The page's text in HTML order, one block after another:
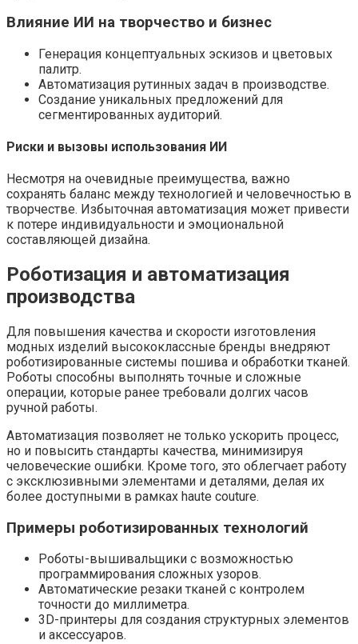
Влияние ИИ на творчество и бизнес
Генерация концептуальных эскизов и цветовых
палитр.
Автоматизация рутинных задач в производстве.
Создание уникальных предложений для
сегментированных аудиторий.
Риски и вызовы использования ИИ
Несмотря на очевидные преимущества, важно
сохранять баланс между технологией и человечностью в
творчестве. Избыточная автоматизация может привести
к потере индивидуальности и эмоциональной
составляющей дизайна.
Роботизация и автоматизация
производства
Для повышения качества и скорости изготовления
модных изделий высококлассные бренды внедряют
роботизированные системы пошива и обработки тканей.
Роботы способны выполнять точные и сложные
операции, которые ранее требовали долгих часов
ручной работы.
Автоматизация позволяет не только ускорить процесс,
но и повысить стандарты качества, минимизируя
человеческие ошибки. Кроме того, это облегчает работу
с эксклюзивными элементами и деталями, делая их
более доступными в рамках haute couture.
Примеры роботизированных технологий
Роботы-вышивальщики с возможностью
программирования сложных узоров.
Автоматические резаки тканей с контролем
точности до миллиметра.
3D-принтеры для создания структурных элементов
и аксессуаров.